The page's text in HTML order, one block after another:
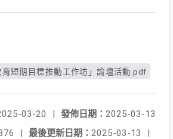
育短期目標推動工作坊」論壇活動.pdf
發佈日期： 2025-03-13
03-20
|
最後更新日期： 2025-03-13 |
|